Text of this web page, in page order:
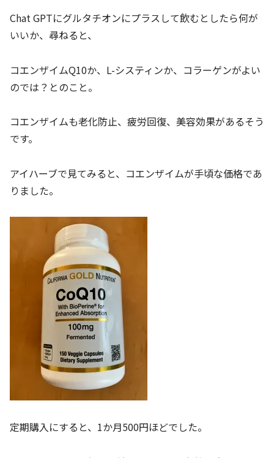
Chat GPTにグルタチオンにプラスして飲むとしたら何が
いいか、尋ねると、
コエンザイムQ10か、L-システィンか、コラーゲンがよい
のでは？とのこと。
コエンザイムも老化防止、疲労回復、美容効果があるそう
です。
アイハーブで見てみると、コエンザイムが手頃な価格であ
りました。
定期購入にすると、1か月500円ほどでした。